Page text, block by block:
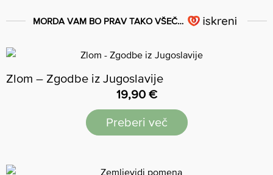
MORDA VAM BO PRAV TAKO VŠEČ…
Zlom – Zgodbe iz Jugoslavije
19,90 €
Preberi več